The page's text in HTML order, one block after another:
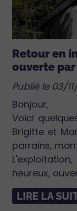
Retour en
ouverte
Publié le 03/
Bonjour,
Voici
Brigitte et
parrains,
heureux,
LIRE LA